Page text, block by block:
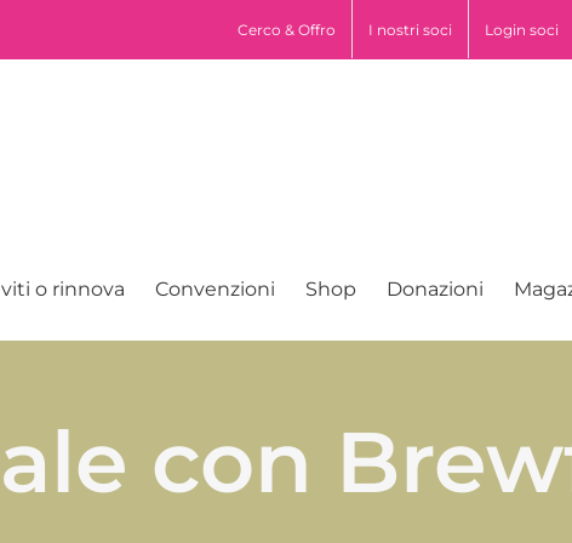
Cerco & Offro I nostri soci Login soci
o rinnova Convenzioni Shop Donazioni
con